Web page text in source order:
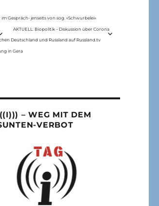
Gespräch- jenseits von sog. »Schwurbelei«
AKTUELL: Biopolitik – Diskussion über Corona
Deutschland und Russland auf Russland.tv
in Gera
– WEG MIT DEM
VERBOT